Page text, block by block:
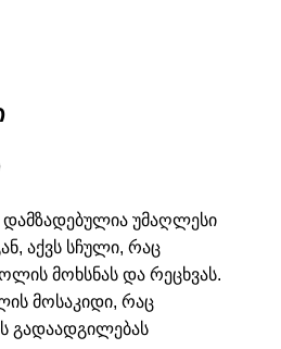
უმაღლესი
აქვს სჩული, რაც
მოხსნას და რეცხვას.
მოსაკიდი, რაც
გადაადგილებას